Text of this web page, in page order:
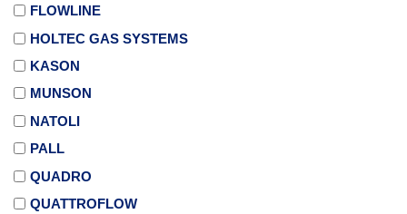
FLOWLINE
HOLTEC GAS SYSTEMS
KASON
MUNSON
NATOLI
PALL
QUADRO
QUATTROFLOW